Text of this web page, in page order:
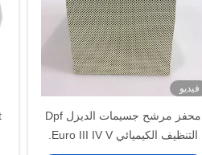
فيديو
محفز مرشح جسيمات الديزل Dpf
التنظيف الكيميائي Euro III IV V.